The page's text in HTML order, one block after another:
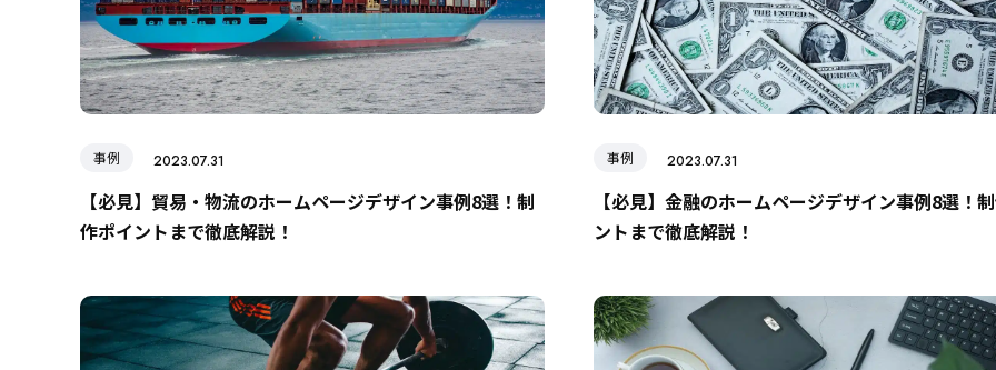
事例 2023.07.31
【必見】貿易・物流のホームページデザイン事例8選！制
作ポイントまで徹底解説！
事例 2023.07.31
【必見】金融のホームページデザイン事例8選！
ントまで徹底解説！